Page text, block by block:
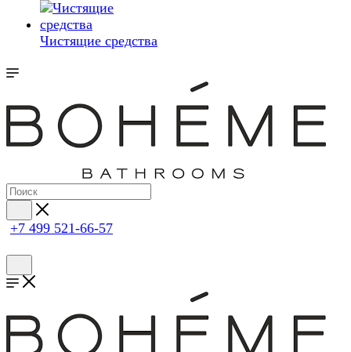
Чистящие средства
+7 499 521-66-57